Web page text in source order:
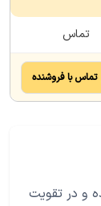
تماس
تماس با فروشنده
و در تقویت